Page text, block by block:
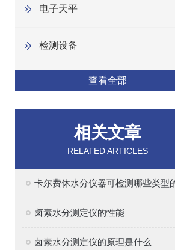
电子天平
检测设备
查看全部
相关文章
RELATED ARTICLES
卤素水分测定仪的性能
卤素水分测定仪的原理是什么